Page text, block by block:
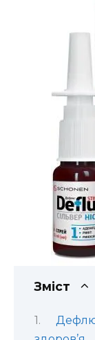
Зміст
Дефлю